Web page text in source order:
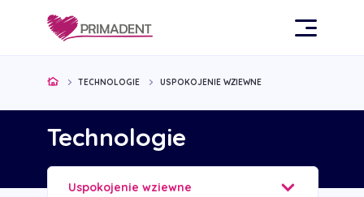
TECHNOLOGIE USPOKOJENIE WZIEWNE
Technologie
Uspokojenie wziewne